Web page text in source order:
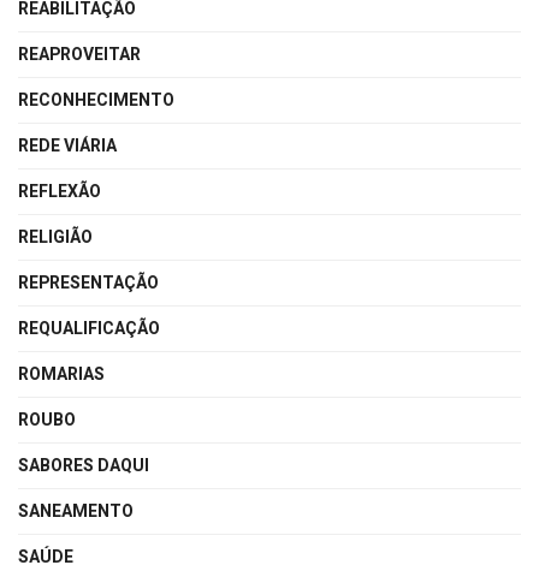
REABILITAÇÃO
REAPROVEITAR
RECONHECIMENTO
REDE VIÁRIA
REFLEXÃO
RELIGIÃO
REPRESENTAÇÃO
REQUALIFICAÇÃO
ROMARIAS
ROUBO
SABORES DAQUI
SANEAMENTO
SAÚDE